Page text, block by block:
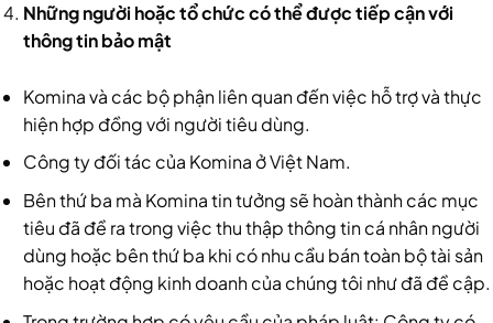
Những người hoặc tổ chức có thể được tiếp cận với
thông tin bảo mật
Komina và các bộ phận liên quan đến việc hỗ trợ và thực
hiện hợp đồng với người tiêu dùng.
Công ty đối tác của Komina ở Việt Nam.
Bên thứ ba mà Komina tin tưởng sẽ hoàn thành các mục
tiêu đã đề ra trong việc thu thập thông tin cá nhân người
dùng hoặc bên thứ ba khi có nhu cầu bán toàn bộ tài sản
hoặc hoạt động kinh doanh của chúng tôi như đã đề cập.